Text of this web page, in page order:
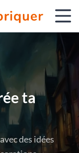
ta
des idées